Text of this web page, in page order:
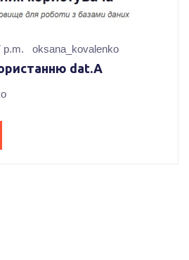
p.m. oksana_kovalenko
dat.A